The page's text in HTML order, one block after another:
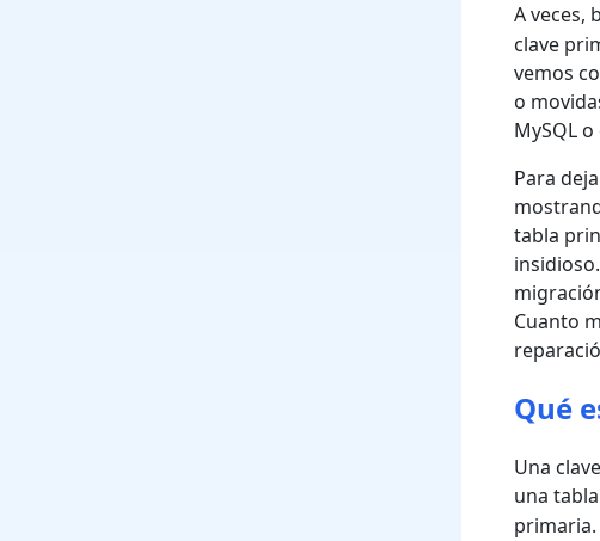
A veces,
clave
vemos
o
MySQL
Para
tabla
Cuanto
Qué
Una
una
primaria.